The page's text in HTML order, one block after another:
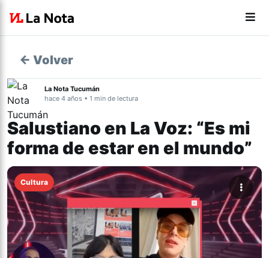
← Volver
La Nota Tucumán
hace 4 años • 1 min de lectura
Salustiano en La Voz: “Es mi
forma de estar en el mundo”
Cultura